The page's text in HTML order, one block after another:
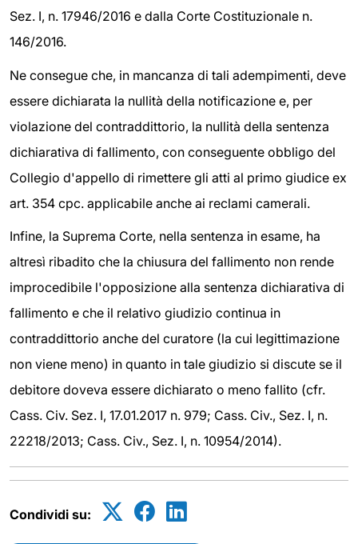
Sez. I, n. 17946/2016 e dalla Corte Costituzionale n.
146/2016.
Ne consegue che, in mancanza di tali adempimenti, deve
essere dichiarata la nullità della notificazione e, per
violazione del contraddittorio, la nullità della sentenza
dichiarativa di fallimento, con conseguente obbligo del
Collegio d'appello di rimettere gli atti al primo giudice ex
art. 354 cpc. applicabile anche ai reclami camerali.
Infine, la Suprema Corte, nella sentenza in esame, ha
altresì ribadito che la chiusura del fallimento non rende
improcedibile l'opposizione alla sentenza dichiarativa di
fallimento e che il relativo giudizio continua in
contraddittorio anche del curatore (la cui legittimazione
non viene meno) in quanto in tale giudizio si discute se il
debitore doveva essere dichiarato o meno fallito (cfr.
Cass. Civ. Sez. I, 17.01.2017 n. 979; Cass. Civ., Sez. I, n.
22218/2013; Cass. Civ., Sez. I, n. 10954/2014).
Condividi su: